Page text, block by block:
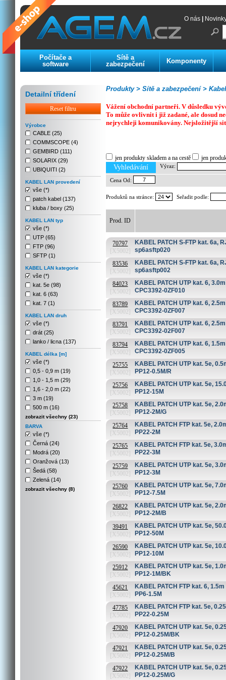
O nás
Počítače a
software
Sítě a
zabezpečení
Komponenty
Detailní třídení
Reset filtru
Výrobce
CABLE (25)
COMMSCOPE (4)
GEMBIRD (111)
SOLARIX (29)
UBIQUITI (2)
KABEL LAN provedení
vše (*)
patch kabel (137)
kluba / boxy (25)
KABEL LAN typ
vše (*)
UTP (65)
FTP (96)
SFTP (1)
KABEL LAN kategorie
vše (*)
kat. 5e (98)
kat. 6 (63)
kat. 7 (1)
KABEL LAN druh
vše (*)
drát (25)
lanko / licna (137)
KABEL délka [m]
vše (*)
0,5 - 0,9 m (19)
1,0 - 1,5 m (29)
1,6 - 2,0 m (22)
3 m (19)
500 m (16)
zobrazit všechny (23)
BARVA
vše (*)
Černá (24)
Modrá (20)
Oranžová (13)
Šedá (58)
Zelená (14)
zobrazit všechny (8)
Sítě a zabezpečení >
Produkty >
Vážení obchodní partneři. V důsledku
To může ovlivnit i již zadané, ale dosud
nejrychleji komunikovány. Nejsložitější
jen produkty skladem a na cestě jen
Vyhledávání Výraz:
Cena Od:
Produktů na stránce: Seřadit podle:
Prod. ID
70797
[X5002]
KABEL PATCH S-FTP kat. 6a,
sp6asftp020
83536
[X5002]
KABEL PATCH S-FTP kat. 6a,
sp6asftp002
84023
[X5002]
KABEL PATCH UTP kat. 6,
CPC3392-0ZF010
83789
[X5002]
KABEL PATCH UTP kat. 6,
CPC3392-0ZF007
83791
[X5002]
KABEL PATCH UTP kat. 6,
CPC3392-02F007
83794
[X5002]
KABEL PATCH UTP kat. 6,
CPC3392-0ZF005
25755
[X5002]
KABEL PATCH UTP kat. 5e,
PP12-0.5M/R
25756
[X5002]
KABEL PATCH UTP kat. 5e,
PP12-15M
25758
[X5002]
KABEL PATCH UTP kat. 5e,
PP12-2M/G
25764
[X5002]
KABEL PATCH FTP kat. 5e,
PP22-2M
25765
[X5002]
KABEL PATCH FTP kat. 5e,
PP22-3M
25759
[X5002]
KABEL PATCH UTP kat. 5e,
PP12-3M
25760
[X5002]
KABEL PATCH UTP kat. 5e,
PP12-7.5M
26822
[X5002]
KABEL PATCH UTP kat. 5e,
PP12-2M/B
39491
[X5002]
KABEL PATCH UTP kat. 5e,
PP12-50M
26590
[X5002]
KABEL PATCH UTP kat. 5e,
PP12-10M
25912
[X5002]
KABEL PATCH UTP kat. 5e,
PP12-1M/BK
45621
[X5002]
KABEL PATCH FTP kat. 6,
PP6-1.5M
47785
[X5002]
KABEL PATCH FTP kat. 5e,
PP22-0.25M
47920
[X5002]
KABEL PATCH UTP kat. 5e,
PP12-0.25M/BK
47921
[X5002]
KABEL PATCH UTP kat. 5e,
PP12-0.25M/B
47922
[X5002]
KABEL PATCH UTP kat. 5e,
PP12-0.25M/G